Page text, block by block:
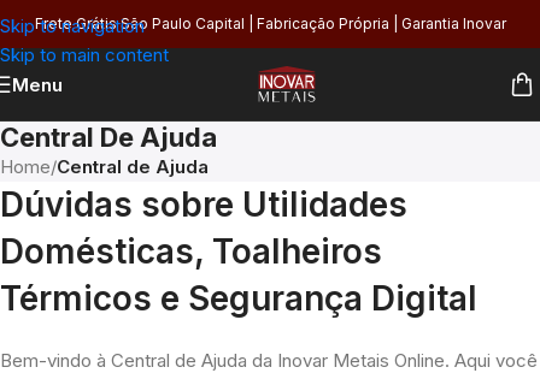
Skip to navigation
Skip to main content
Frete Grátis São Paulo Capital | Fabricação Própria | Garantia Inovar
Menu
Central De Ajuda
Home/Central de Ajuda
Dúvidas sobre Utilidades
Domésticas, Toalheiros
Térmicos e Segurança Digital
Bem-vindo à Central de Ajuda da Inovar Metais Online. Aqui você